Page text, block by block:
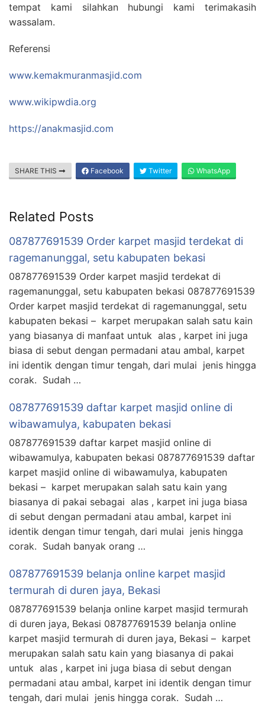
tempat kami silahkan hubungi kami terimakasih
wassalam.
Referensi
www.kemakmuranmasjid.com
www.wikipwdia.org
https://anakmasjid.com
SHARE THIS Facebook Twitter WhatsApp
Related Posts
087877691539 Order karpet masjid terdekat di
ragemanunggal, setu kabupaten bekasi
087877691539 Order karpet masjid terdekat di
ragemanunggal, setu kabupaten bekasi 087877691539
Order karpet masjid terdekat di ragemanunggal, setu
kabupaten bekasi – karpet merupakan salah satu kain
yang biasanya di manfaat untuk alas , karpet ini juga
biasa di sebut dengan permadani atau ambal, karpet
ini identik dengan timur tengah, dari mulai jenis hingga
corak. Sudah …
087877691539 daftar karpet masjid online di
wibawamulya, kabupaten bekasi
087877691539 daftar karpet masjid online di
wibawamulya, kabupaten bekasi 087877691539 daftar
karpet masjid online di wibawamulya, kabupaten
bekasi – karpet merupakan salah satu kain yang
biasanya di pakai sebagai alas , karpet ini juga biasa
di sebut dengan permadani atau ambal, karpet ini
identik dengan timur tengah, dari mulai jenis hingga
corak. Sudah banyak orang …
087877691539 belanja online karpet masjid
termurah di duren jaya, Bekasi
087877691539 belanja online karpet masjid termurah
di duren jaya, Bekasi 087877691539 belanja online
karpet masjid termurah di duren jaya, Bekasi – karpet
merupakan salah satu kain yang biasanya di pakai
untuk alas , karpet ini juga biasa di sebut dengan
permadani atau ambal, karpet ini identik dengan timur
tengah, dari mulai jenis hingga corak. Sudah …